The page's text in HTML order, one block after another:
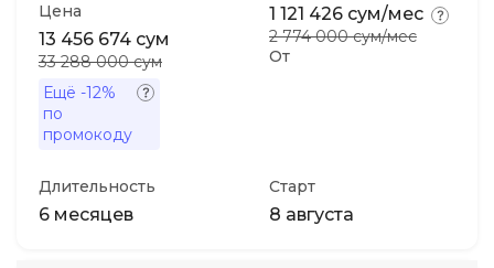
Цена
13 456 674 сум
33 288 000 сум
Ещё -12%
по
промокоду
От
1 121 426 сум/мес
2 774 000 сум/мес
Длительность
6 месяцев
Старт
8 августа